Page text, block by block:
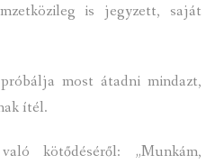
is jegyzett, saját
most átadni mindazt,
ítél.
kötődéséről: „Munkám,